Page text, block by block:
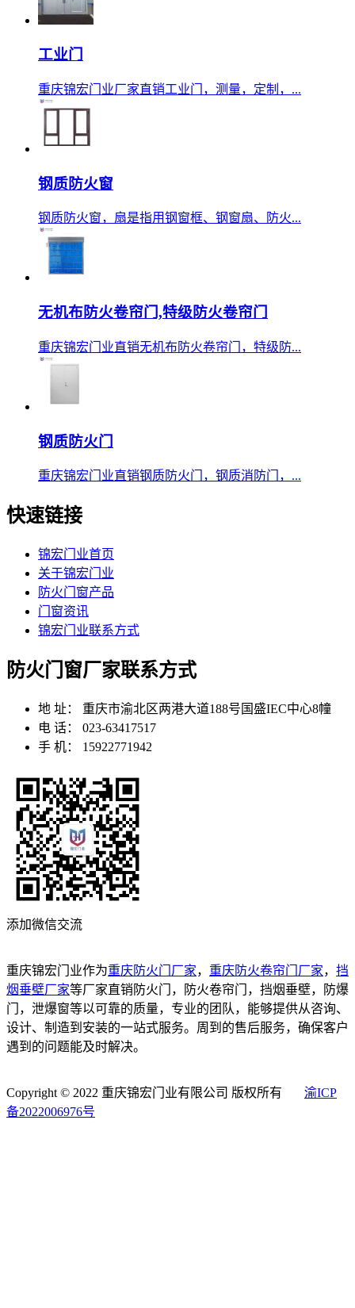
工业门
重庆锦宏门业厂家直销工业门，测量，定制，...
钢质防火窗
钢质防火窗，扇是指用钢窗框、钢窗扇、防火...
无机布防火卷帘门,特级防火卷帘门
重庆锦宏门业直销无机布防火卷帘门，特级防...
钢质防火门
重庆锦宏门业直销钢质防火门，钢质消防门，...
快速链接
锦宏门业首页
关于锦宏门业
防火门窗产品
门窗资讯
锦宏门业联系方式
防火门窗厂家联系方式
地 址：
重庆市渝北区两港大道188号国盛IEC中心8幢
电 话：
023-63417517
手 机：
15922771942
添加微信交流
重庆锦宏门业作为重庆防火门厂家， 重庆防火卷帘门厂家， 挡
烟垂壁厂家等厂家直销防火门，防火卷帘门，挡烟垂壁，防爆
门，泄爆窗等以可靠的质量，专业的团队，能够提供从咨询、
设计、制造到安装的一站式服务。周到的售后服务，确保客户
遇到的问题能及时解决。
Copyright © 2022 重庆锦宏门业有限公司 版权所有 渝ICP
备2022006976号